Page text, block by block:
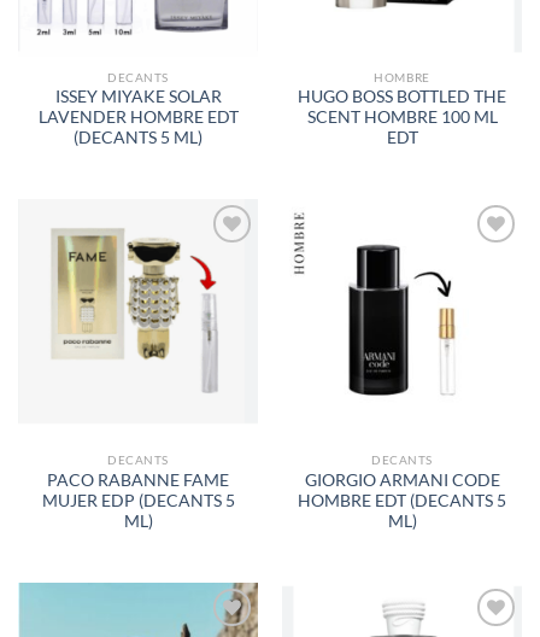
DECANTS
ISSEY MIYAKE SOLAR
LAVENDER HOMBRE EDT
(DECANTS 5 ML)
HOMBRE
HUGO BOSS BOTTLED THE
SCENT HOMBRE 100 ML
EDT
AÑADIR
A LA
DE
DESEOS
DECANTS
PACO RABANNE FAME
MUJER EDP (DECANTS 5
ML)
A LA
LISTA
DESEOS
DECANTS
GIORGIO ARMANI CODE
HOMBRE EDT (DECANTS 5
ML)